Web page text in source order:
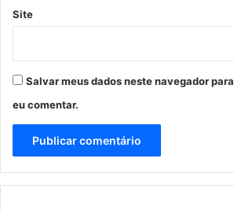
Site
Salvar meus dados neste navegador
eu comentar.